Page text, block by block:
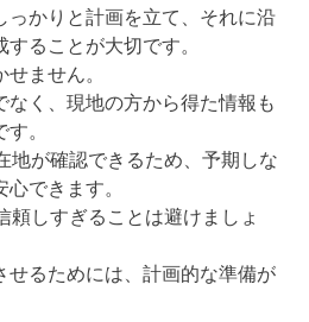
っかりと計画を立て、それに沿
ることが大切です。
ません。
なく、現地の方から得た情報も
。
地が確認できるため、予期しな
できます。
頼しすぎることは避けましょ
せるためには、計画的な準備が